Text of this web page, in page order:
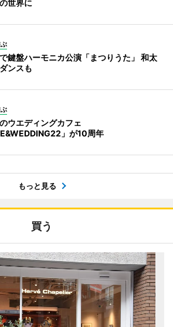
世界に
鍵盤ハーモニカ公演「まつりうた」 和太
ンスも
ウエディングカフェ
」が10周年
もっと見る
買う